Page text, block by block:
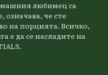
любимец са
означава, че сте
на порцията. Всичко,
е да се насладите на